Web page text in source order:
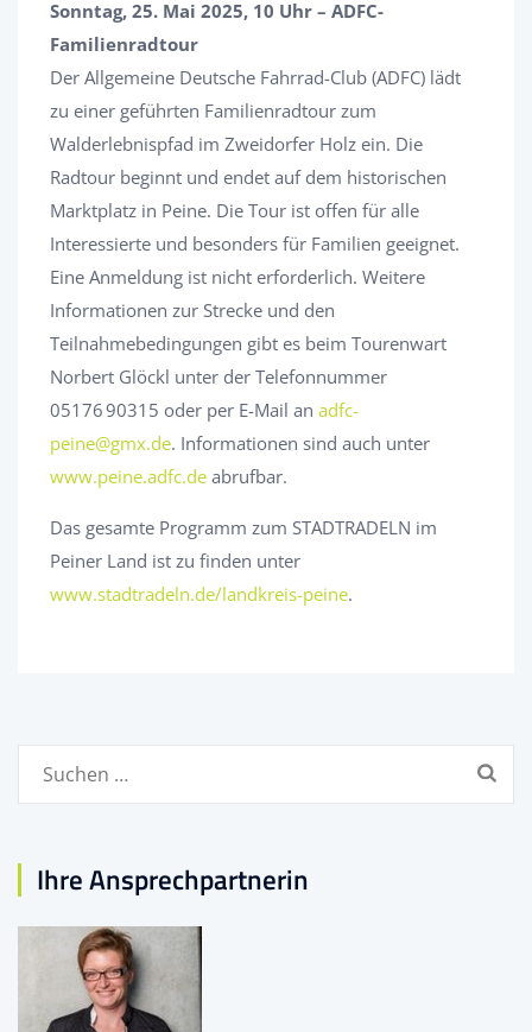
Sonntag, 25. Mai 2025, 10 Uhr – ADFC-
Familienradtour
Der Allgemeine Deutsche Fahrrad-Club (ADFC) lädt
zu einer geführten Familienradtour zum
Walderlebnispfad im Zweidorfer Holz ein. Die
Radtour beginnt und endet auf dem historischen
Marktplatz in Peine. Die Tour ist offen für alle
Interessierte und besonders für Familien geeignet.
Eine Anmeldung ist nicht erforderlich. Weitere
Informationen zur Strecke und den
Teilnahmebedingungen gibt es beim Tourenwart
Norbert Glöckl unter der Telefonnummer
05176 90315 oder per E-Mail an adfc-
peine@gmx.de. Informationen sind auch unter
www.peine.adfc.de abrufbar.
Das gesamte Programm zum STADTRADELN im
Peiner Land ist zu finden unter
www.stadtradeln.de/landkreis-peine.
Suchen
Ihre Ansprechpartnerin